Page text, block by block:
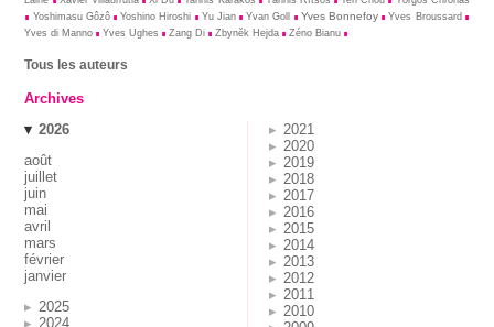
Yoshimasu Gôzô
Yoshino Hiroshi Yu Jian Yvan Goll Yves Bonnefoy
Yves Broussard
Yves di Manno
Yves Ughes Zang Di Zbynĕk Hejda Zéno Bianu
Tous les auteurs
Archives
2026
août
juillet
juin
mai
avril
mars
février
janvier
2025
2024
2021
2020
2019
2018
2017
2016
2015
2014
2013
2012
2011
2010